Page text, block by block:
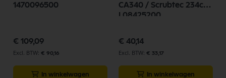
1470096500
€ 109,09
€ 90,16
In winkelwagen
CA340 / Scrubtec 234c
L08425200
€ 40,14
€ 33,17
In winkelwagen